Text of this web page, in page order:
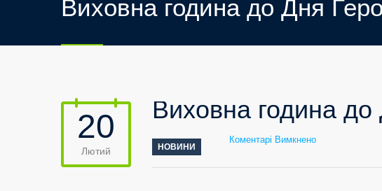
Виховна година до Дня
20
Лютий
Виховна година до
НОВИНИ
Коментарі Вимкненодо
Виховна
година
В
класі